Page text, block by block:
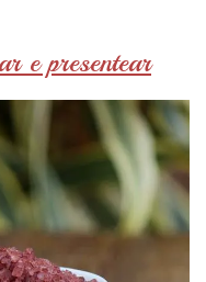
e presentear